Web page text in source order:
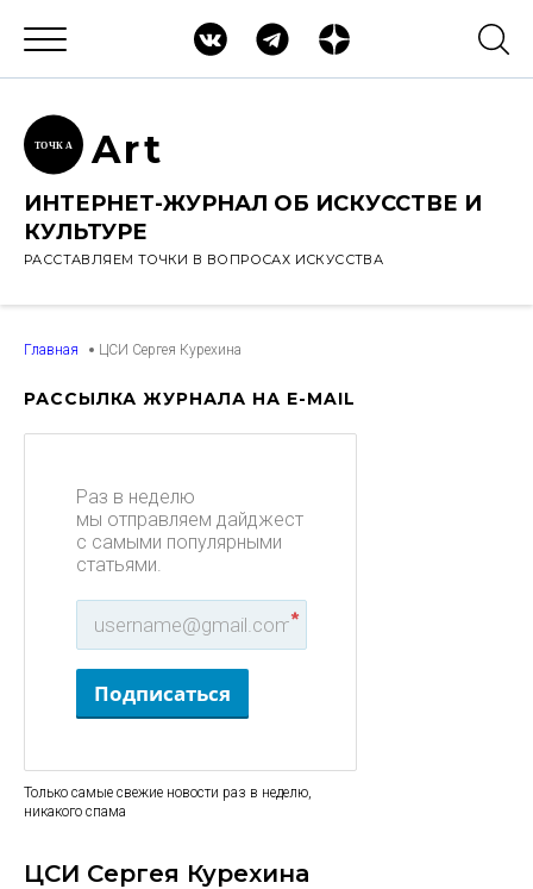
ТОЧК А Art
ИНТЕРНЕТ-ЖУРНАЛ ОБ ИСКУССТВЕ И
КУЛЬТУРЕ
РАССТАВЛЯЕМ ТОЧКИ В ВОПРОСАХ ИСКУССТВА
Главная ЦСИ Сергея Курехина
РАССЫЛКА ЖУРНАЛА НА E-MAIL
Раз в неделю
мы отправляем дайджест
с самыми популярными
статьями.
*
Подписаться
Только самые свежие новости раз в неделю,
никакого спама
ЦСИ Сергея Курехина